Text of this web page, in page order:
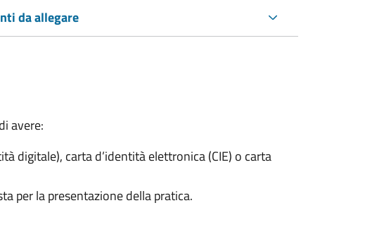
da allegare
avere:
digitale), carta d’identità elettronica (CIE) o carta
per la presentazione della pratica.